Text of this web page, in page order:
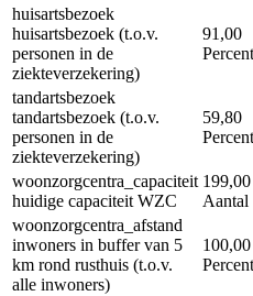
huisartsbezoek
huisartsbezoek (t.o.v.
personen in de
ziekteverzekering)
91,00
Percent
tandartsbezoek
tandartsbezoek (t.o.v.
personen in de
ziekteverzekering)
59,80
Percent
woonzorgcentra_capaciteit
huidige capaciteit WZC
199,00
Aantal
woonzorgcentra_afstand
inwoners in buffer van 5
km rond rusthuis (t.o.v.
alle inwoners)
100,00
Percent